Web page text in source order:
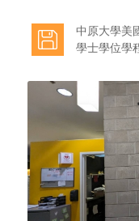
中原大學美
學士學位學